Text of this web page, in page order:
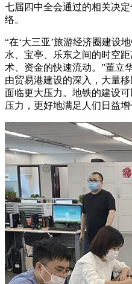
七届四中全会通过的相关决
络。
“在‘大三亚’旅游经济圈建设
水、宝亭、乐东之间的时空
术、资金的快速流动。”董立
由贸易港建设的深入，大量
面临更大压力。地铁的建设
压力，更好地满足人们日益增